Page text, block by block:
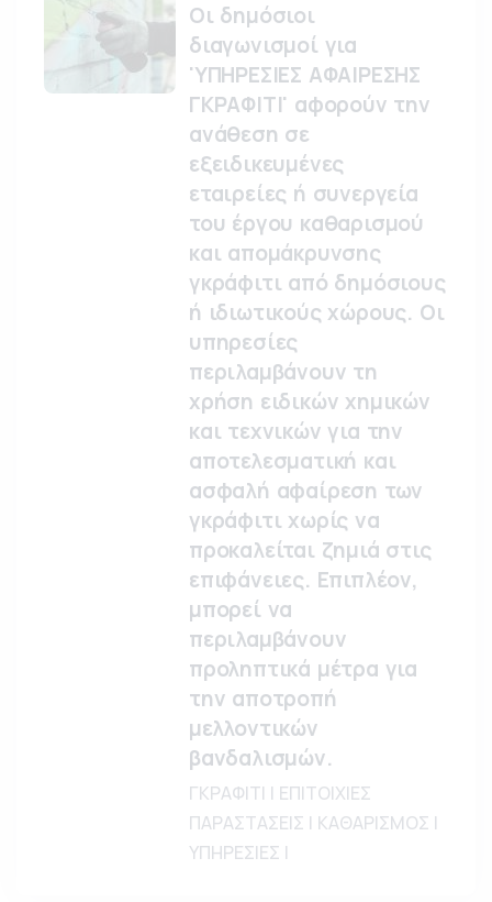
Οι δημόσιοι
διαγωνισμοί για
'ΥΠΗΡΕΣΙΕΣ ΑΦΑΙΡΕΣΗΣ
ΓΚΡΑΦΙΤΙ' αφορούν την
ανάθεση σε
εξειδικευμένες
εταιρείες ή συνεργεία
του έργου καθαρισμού
και απομάκρυνσης
γκράφιτι από δημόσιους
ή ιδιωτικούς χώρους. Οι
υπηρεσίες
περιλαμβάνουν τη
χρήση ειδικών χημικών
και τεχνικών για την
αποτελεσματική και
ασφαλή αφαίρεση των
γκράφιτι χωρίς να
προκαλείται ζημιά στις
επιφάνειες. Επιπλέον,
μπορεί να
περιλαμβάνουν
προληπτικά μέτρα για
την αποτροπή
μελλοντικών
βανδαλισμών.
ΓΚΡΑΦΙΤΙ | ΕΠΙΤΟΙΧΙΕΣ
ΠΑΡΑΣΤΑΣΕΙΣ | ΚΑΘΑΡΙΣΜΟΣ |
ΥΠΗΡΕΣΙΕΣ |